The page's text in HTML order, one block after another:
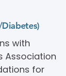
with
Association
for